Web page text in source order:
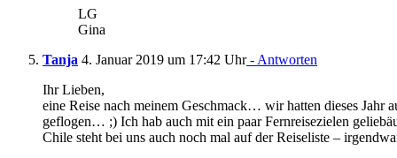
LG
Gina
Tanja 4. Januar 2019 um 17:42 Uhr- Antworten
Ihr Lieben,
eine Reise nach meinem Geschmack… wir hatten dieses Jahr
geflogen… ;) Ich hab auch mit ein paar Fernreisezielen
Chile steht bei uns auch noch mal auf der Reiseliste –